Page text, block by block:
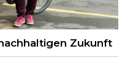
Zukunft